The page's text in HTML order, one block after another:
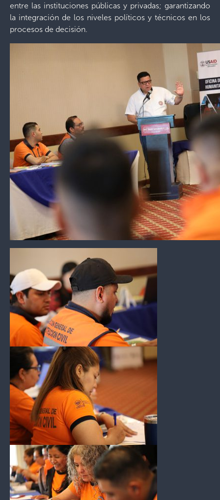
entre las instituciones públicas y privadas; garantizando
la integración de los niveles políticos y técnicos en los
procesos de decisión.